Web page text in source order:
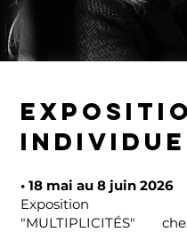
• 18 mai au 8 juin 2026
Exposition
"MULTIPLICITÉS"